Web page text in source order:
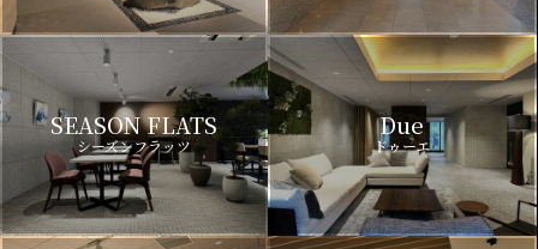
SEASON FLATS
シーズンフラッツ
Due
ドゥーエ